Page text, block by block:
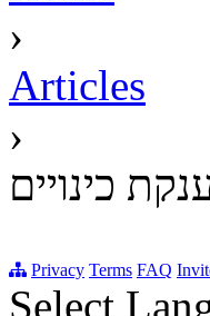
›
Articles
›
כינויים
Privacy Terms FAQ
Select